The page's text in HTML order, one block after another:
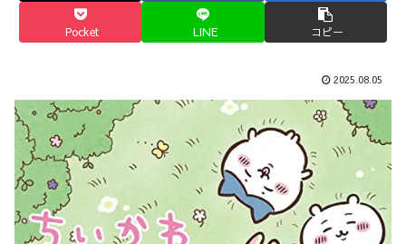
Pocket LINE コピー
2025.08.05